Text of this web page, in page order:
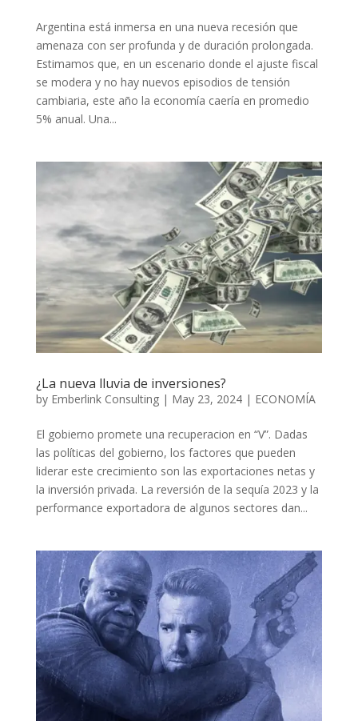
Argentina está inmersa en una nueva recesión que
amenaza con ser profunda y de duración prolongada.
Estimamos que, en un escenario donde el ajuste fiscal
se modera y no hay nuevos episodios de tensión
cambiaria, este año la economía caería en promedio
5% anual. Una...
¿La nueva lluvia de inversiones?
by Emberlink Consulting| May 23, 2024| ECONOMÍA
El gobierno promete una recuperacion en “V”. Dadas
las políticas del gobierno, los factores que pueden
liderar este crecimiento son las exportaciones netas y
la inversión privada. La reversión de la sequía 2023 y la
performance exportadora de algunos sectores dan...